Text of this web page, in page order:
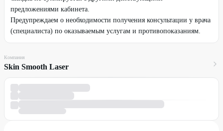
предложениями кабинета.
Предупреждаем о необходимости получения консультации у врача
(специалиста) по оказываемым услугам и противопоказаниям.
Компания
Skin Smooth Laser